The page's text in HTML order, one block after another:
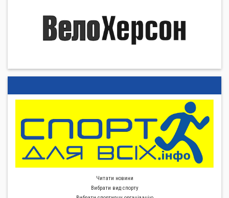
Читати новини
Вибрати вид спорту